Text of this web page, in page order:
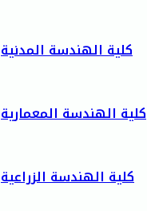
كلية الهندسة المدنية
كلية الهندسة المعمارية
كلية الهندسة الزراعية